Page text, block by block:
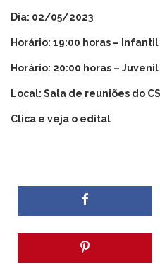
Dia: 02/05/2023
Horário: 19:00 horas – Infantil
Horário: 20:00 horas – Juvenil
Local: Sala de reuniões do
Clica e veja o edital